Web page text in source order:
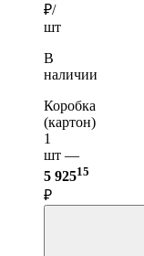
₽/
шт
В
наличии
Коробка
(картон)
1
шт —
5 92515
₽